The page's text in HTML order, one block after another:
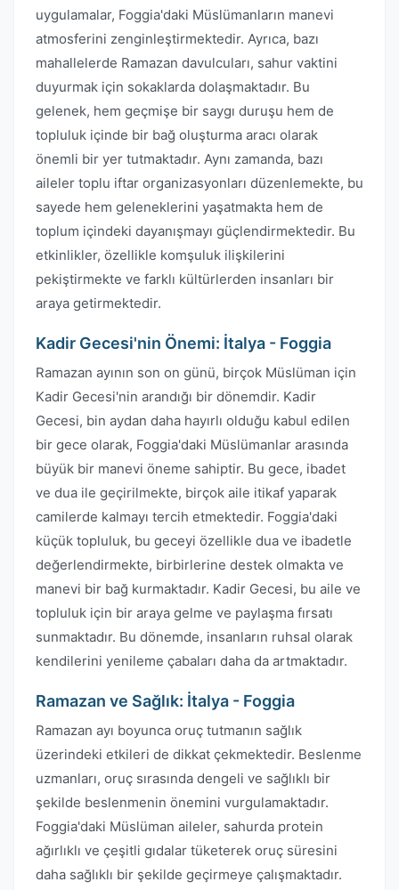
uygulamalar, Foggia'daki Müslümanların manevi
atmosferini zenginleştirmektedir. Ayrıca, bazı
mahallelerde Ramazan davulcuları, sahur vaktini
duyurmak için sokaklarda dolaşmaktadır. Bu
gelenek, hem geçmişe bir saygı duruşu hem de
topluluk içinde bir bağ oluşturma aracı olarak
önemli bir yer tutmaktadır. Aynı zamanda, bazı
aileler toplu iftar organizasyonları düzenlemekte, bu
sayede hem geleneklerini yaşatmakta hem de
toplum içindeki dayanışmayı güçlendirmektedir. Bu
etkinlikler, özellikle komşuluk ilişkilerini
pekiştirmekte ve farklı kültürlerden insanları bir
araya getirmektedir.
Kadir Gecesi'nin Önemi: İtalya - Foggia
Ramazan ayının son on günü, birçok Müslüman için
Kadir Gecesi'nin arandığı bir dönemdir. Kadir
Gecesi, bin aydan daha hayırlı olduğu kabul edilen
bir gece olarak, Foggia'daki Müslümanlar arasında
büyük bir manevi öneme sahiptir. Bu gece, ibadet
ve dua ile geçirilmekte, birçok aile itikaf yaparak
camilerde kalmayı tercih etmektedir. Foggia'daki
küçük topluluk, bu geceyi özellikle dua ve ibadetle
değerlendirmekte, birbirlerine destek olmakta ve
manevi bir bağ kurmaktadır. Kadir Gecesi, bu aile ve
topluluk için bir araya gelme ve paylaşma fırsatı
sunmaktadır. Bu dönemde, insanların ruhsal olarak
kendilerini yenileme çabaları daha da artmaktadır.
Ramazan ve Sağlık: İtalya - Foggia
Ramazan ayı boyunca oruç tutmanın sağlık
üzerindeki etkileri de dikkat çekmektedir. Beslenme
uzmanları, oruç sırasında dengeli ve sağlıklı bir
şekilde beslenmenin önemini vurgulamaktadır.
Foggia'daki Müslüman aileler, sahurda protein
ağırlıklı ve çeşitli gıdalar tüketerek oruç süresini
daha sağlıklı bir şekilde geçirmeye çalışmaktadır.